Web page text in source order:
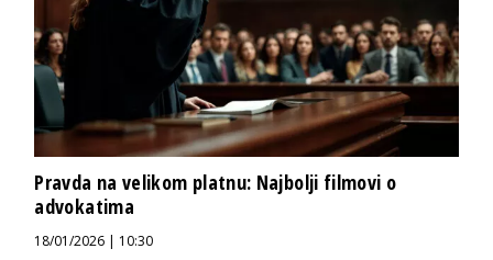
Pravda na velikom platnu: Najbolji filmovi o
advokatima
18/01/2026 | 10:30